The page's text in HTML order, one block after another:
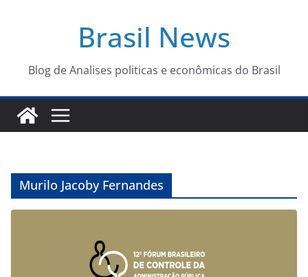
conteúdo
Brasil News
Blog de Analises politicas e econômicas do Brasil
Murilo Jacoby Fernandes